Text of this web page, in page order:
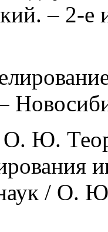
– 2-
О. Ю.
/ О.